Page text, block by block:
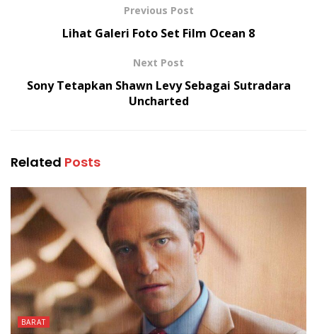
Previous Post
Lihat Galeri Foto Set Film Ocean 8
Next Post
Sony Tetapkan Shawn Levy Sebagai Sutradara
Uncharted
Related Posts
BARAT